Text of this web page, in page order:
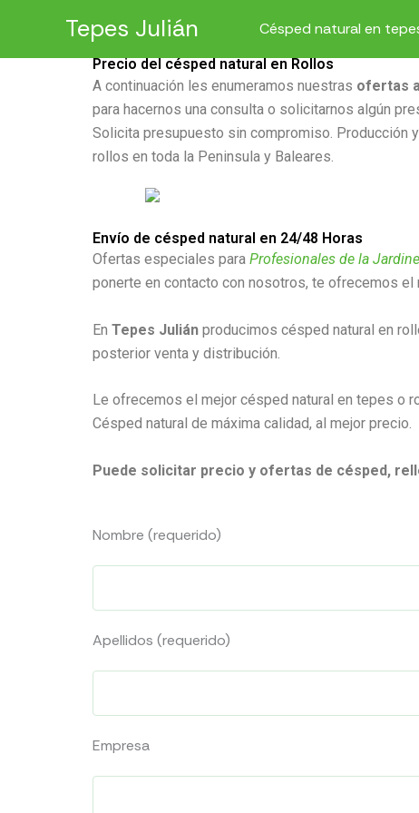
contenido
Tepes Julián Césped natural en
Precio del césped natural en Rollos
A continuación les enumeramos nuestras ofertas
para hacernos una consulta o solicitarnos algún
Solicita presupuesto sin compromiso. Producción
rollos en toda la Peninsula y Baleares.
Envío de césped natural en 24/48 Horas
Ofertas especiales para Profesionales de la
ponerte en contacto con nosotros, te ofrecemos
En Tepes Julián producimos césped natural en
posterior venta y distribución.
Le ofrecemos el mejor césped natural en tepes o
Césped natural de máxima calidad, al mejor precio.
Puede solicitar precio y ofertas de césped,
Nombre (requerido)
Apellidos (requerido)
Empresa